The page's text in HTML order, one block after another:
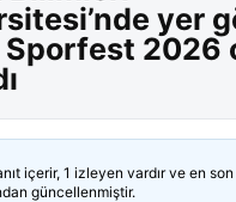
yer
Sporfest 2026
içerir, 1 izleyen vardır ve en son
güncellenmiştir.